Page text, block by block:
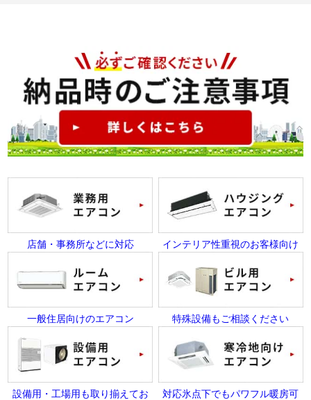
店舗・事務所などに対応 インテリア性重視のお客様向け
一般住居向けのエアコン 特殊設備もご相談ください
設備用・工場用も取り揃えてお
対応氷点下でもパワフル暖房可